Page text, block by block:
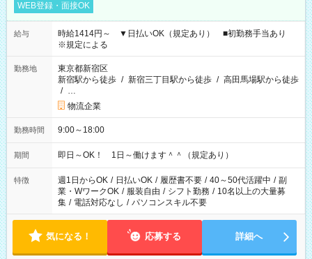
WEB登録・面接OK
給与
時給1414円～ ▼日払いOK（規定あり） ■初勤務手当あり
※規定による
勤務地
東京都新宿区
新宿駅から徒歩 / 新宿三丁目駅から徒歩 / 高田馬場駅から徒歩
/ …
物流企業
勤務時間 9:00～18:00
期間 即日～OK！ 1日～働けます＾＾（規定あり）
特徴 週1日からOK / 日払いOK / 履歴書不要 / 40～50代活躍中 / 副
業・WワークOK / 服装自由 / シフト勤務 / 10名以上の大量募
集 / 電話対応なし / パソコンスキル不要
気になる！ 応募する 詳細へ